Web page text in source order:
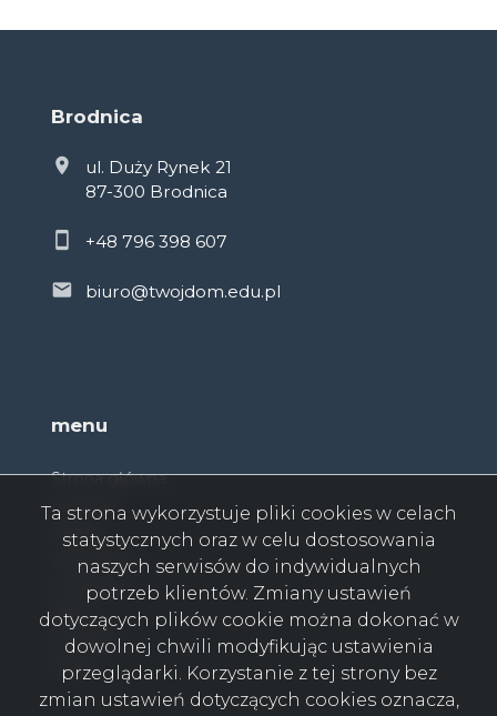
Brodnica
ul. Duży Rynek 21
87-300 Brodnica
+48 796 398 607
biuro@twojdom.edu.pl
menu
Strona główna
O firmie
Oferty
Zgłoszenia
Ulubione
Blog
Kontakt
Rodo
Ta strona wykorzystuje pliki cookies w celach
statystycznych oraz w celu dostosowania
naszych serwisów do indywidualnych
potrzeb klientów. Zmiany ustawień
dotyczących plików cookie można dokonać w
dowolnej chwili modyfikując ustawienia
przeglądarki. Korzystanie z tej strony bez
zmian ustawień dotyczących cookies oznacza,